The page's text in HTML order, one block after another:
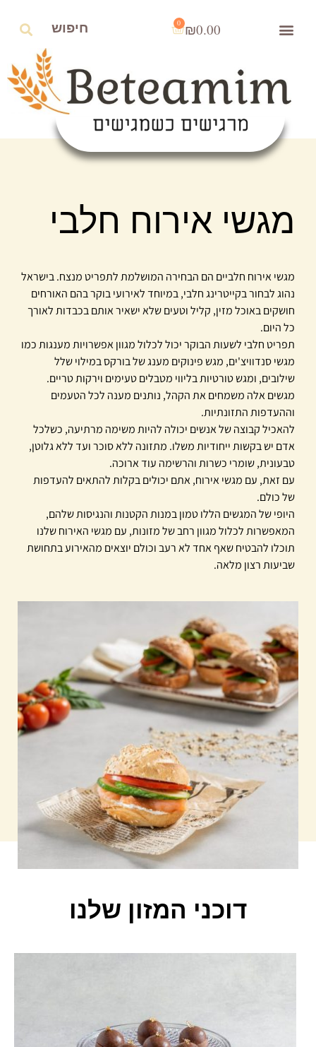
₪0.00
0
מגשי אירוח חלבי
מגשי אירוח חלביים הם הבחירה המושלמת לתפריט מנצח. בישראל
נהוג לבחור בקייטרינג חלבי, במיוחד לאירועי בוקר בהם האורחים
חושקים באוכל מזין, קליל וטעים שלא ישאיר אותם בכבדות לאורך
כל היום.
תפריט חלבי לשעות הבוקר יכול לכלול מגוון אפשרויות מענגות כמו
מגשי סנדוויצ'ים, מגש פינוקים מענג של בורקס במילוי שלל
שילובים, ומגש טורטיות בליווי מטבלים טעימים וירקות טריים.
מגשים אלה משמחים את הקהל, נותנים מענה לכל הטעמים
וההעדפות התזונתיות.
להאכיל קבוצה של אנשים יכולה להיות משימה מרתיעה, כשלכל
אדם יש בקשות ייחודיות משלו. מתזונה ללא סוכר ועד ללא גלוטן,
טבעונית, שומרי כשרות והרשימה עוד ארוכה.
עם זאת, עם מגשי אירוח, אתם יכולים בקלות להתאים להעדפות
של כולם.
היופי של המגשים הללו טמון במנות הקטנות והנגיסות שלהם,
המאפשרות לכלול מגוון רחב של מזונות, עם מגשי האירוח שלנו
תוכלו להבטיח שאף אחד לא רעב וכולם יוצאים מהאירוע בתחושת
שביעות רצון מלאה.
דוכני המזון שלנו